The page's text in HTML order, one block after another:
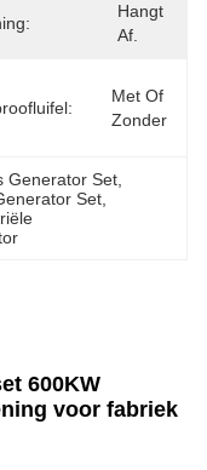
Hangt
Af.
Met Of
Zonder
Generator Set
Set
600KW
voor fabriek